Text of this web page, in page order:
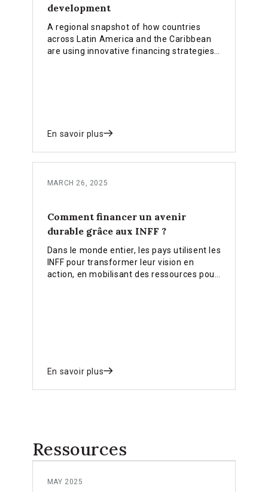
development
A regional snapshot of how countries
across Latin America and the Caribbean
are using innovative financing strategies,
En savoir plus
MARCH 26, 2025
Comment financer un avenir
durable grâce aux INFF ?
Dans le monde entier, les pays utilisent les
INFF pour transformer leur vision en
action, en mobilisant des ressources pour
En savoir plus
Ressources
MAY 2025